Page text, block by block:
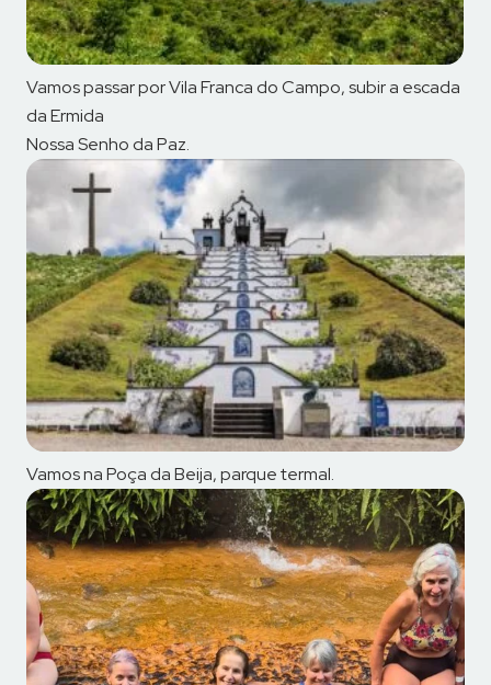
Vamos passar por Vila Franca do Campo, subir a escada
da Ermida
Nossa Senho da Paz.
Vamos na Poça da Beija, parque termal.